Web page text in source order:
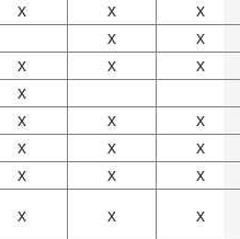
x x
x
x
x
x x
x
x
x x
x
x x
x
x x x
x x x